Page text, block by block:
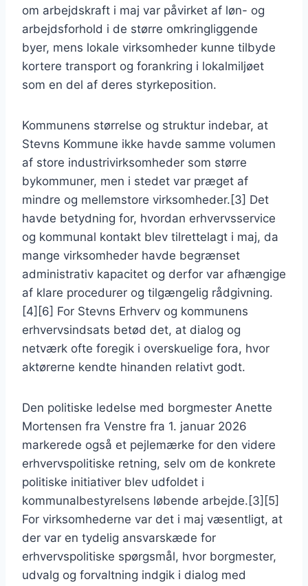
om arbejdskraft i maj var påvirket af løn- og
arbejdsforhold i de større omkringliggende
byer, mens lokale virksomheder kunne tilbyde
kortere transport og forankring i lokalmiljøet
som en del af deres styrkeposition.
Kommunens størrelse og struktur indebar, at
Stevns Kommune ikke havde samme volumen
af store industrivirksomheder som større
bykommuner, men i stedet var præget af
mindre og mellemstore virksomheder.[3] Det
havde betydning for, hvordan erhvervsservice
og kommunal kontakt blev tilrettelagt i maj, da
mange virksomheder havde begrænset
administrativ kapacitet og derfor var afhængige
af klare procedurer og tilgængelig rådgivning.
[4][6] For Stevns Erhverv og kommunens
erhvervsindsats betød det, at dialog og
netværk ofte foregik i overskuelige fora, hvor
aktørerne kendte hinanden relativt godt.
Den politiske ledelse med borgmester Anette
Mortensen fra Venstre fra 1. januar 2026
markerede også et pejlemærke for den videre
erhvervspolitiske retning, selv om de konkrete
politiske initiativer blev udfoldet i
kommunalbestyrelsens løbende arbejde.[3][5]
For virksomhederne var det i maj væsentligt, at
der var en tydelig ansvarskæde for
erhvervspolitiske spørgsmål, hvor borgmester,
udvalg og forvaltning indgik i dialog med